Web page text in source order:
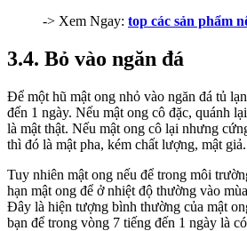
-> Xem Ngay: top các sản phẩm
3.4. Bỏ vào ngăn đá
Để một hũ mật ong nhỏ vào ngăn đá tủ
đến 1 ngày. Nếu mật ong cô đặc, quánh
là mật thật. Nếu mật ong cô lại nhưng
thì đó là mật pha, kém chất lượng, mật giả.
Tuy nhiên mật ong nếu để trong môi
hạn mật ong để ở nhiệt độ thường vào
Đây là hiện tượng bình thường của mật
bạn để trong vòng 7 tiếng đến 1 ngày là